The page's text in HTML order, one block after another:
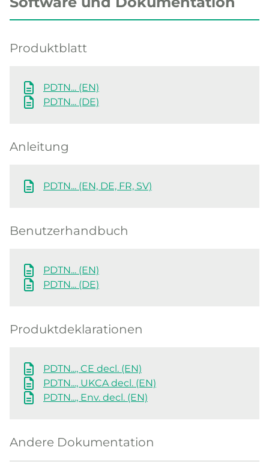
Produktblatt
PDTN... (EN)
PDTN... (DE)
Anleitung
PDTN... (EN, DE, FR, SV)
Benutzerhandbuch
PDTN... (EN)
PDTN... (DE)
Produktdeklarationen
PDTN..., CE decl. (EN)
PDTN..., UKCA decl. (EN)
PDTN..., Env. decl. (EN)
Andere Dokumentation